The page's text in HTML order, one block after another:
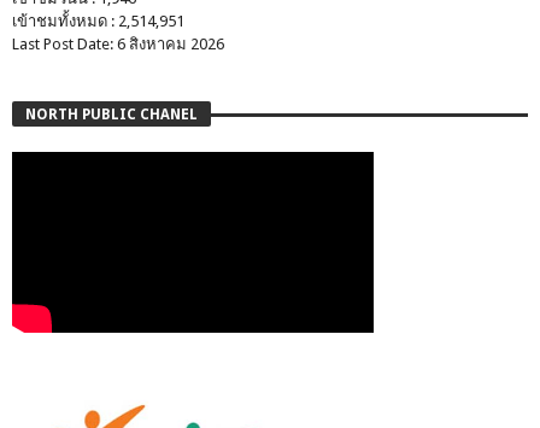
เข้าชมทั้งหมด : 2,514,951
Last Post Date: 6 สิงหาคม 2026
NORTH PUBLIC CHANEL